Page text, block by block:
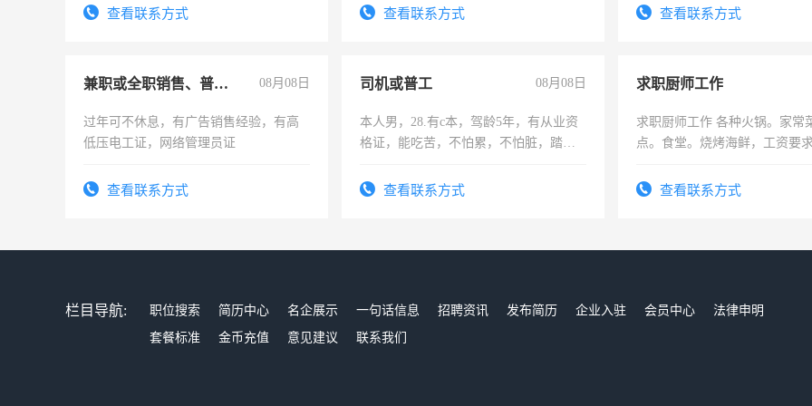
查看联系方式
务，财务咨询等业务。欲求兼职会计工
查看联系方式 查看联系方式
兼职或全职销售、普工、维修 08月08日
过年可不休息，有广告销售经验，有高
低压电工证，网络管理员证
查看联系方式
司机或普工 08月08日
本人男，28.有c本，驾龄5年，有从业资
格证，能吃苦，不怕累，不怕脏，踏
查看联系方式
求职厨师工作
求职厨师工作 各种火锅。家常
点。食堂。烧烤海鲜，工资要
查看联系方式
栏目导航: 职位搜索 简历中心 名企展示 一句话信息 招聘资讯 发布简历 企业入驻 会员中心
法律申明
套餐标准
金币充值 意见建议 联系我们